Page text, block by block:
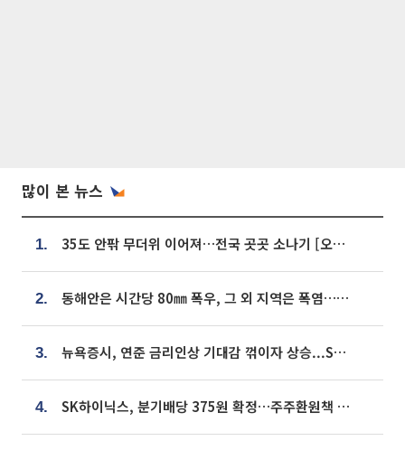
많이 본 뉴스
1. 35도 안팎 무더위 이어져…전국 곳곳 소나기 [오늘 날씨]
2. 동해안은 시간당 80㎜ 폭우, 그 외 지역은 폭염…‘극과 극 날씨’
3. 뉴욕증시, 연준 금리인상 기대감 꺾이자 상승...S&P500 사상 최고치 [종합]
4. SK하이닉스, 분기배당 375원 확정…주주환원책 9월로 앞당겨 발표